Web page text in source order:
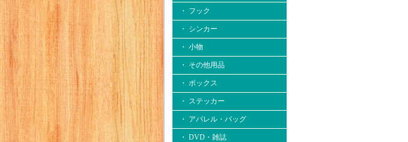
・ フック
・ シンカー
・ 小物
・ その他用品
・ ボックス
・ ステッカー
・ アパレル・バッグ
・ DVD・雑誌